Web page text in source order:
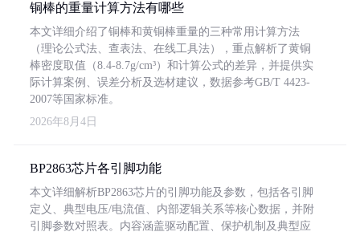
铜棒的重量计算方法有哪些
本文详细介绍了铜棒和黄铜棒重量的三种常用计算方法
（理论公式法、查表法、在线工具法），重点解析了黄铜
棒密度取值（8.4-8.7g/cm³）和计算公式的差异，并提供实
际计算案例、误差分析及选材建议，数据参考GB/T 4423-
2007等国家标准。
2026年8月4日
BP2863芯片各引脚功能
本文详细解析BP2863芯片的引脚功能及参数，包括各引脚
定义、典型电压/电流值、内部逻辑关系等核心数据，并附
引脚参数对照表。内容涵盖驱动配置、保护机制及典型应